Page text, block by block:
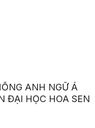
ANH NGỮ Á
ĐẠI HỌC HOA SEN